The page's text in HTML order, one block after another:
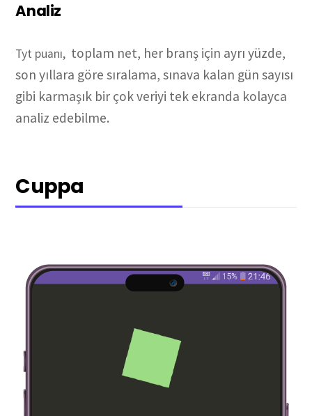
Analiz
Tyt puanı, toplam net, her branş için ayrı yüzde,
son yıllara göre sıralama, sınava kalan gün sayısı
gibi karmaşık bir çok veriyi tek ekranda kolayca
analiz edebilme.
Cuppa